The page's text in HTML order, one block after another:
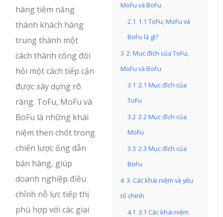
MoFu và BoFu
2.1 1.1 ToFu, MoFu và
BoFu là gì?
3 2. Mục đích của ToFu,
MoFu và BoFu
3.1 2.1 Mục đích của
ToFu
3.2 2.2 Mục đích của
MoFu
3.3 2.3 Mục đích của
BoFu
4 3. Các khái niệm và yếu
tố chính
4.1 3.1 Các khái niệm
hàng tiềm năng
thành khách hàng
trung thành một
cách thành công đòi
hỏi một cách tiếp cận
được xây dựng rõ
ràng. ToFu, MoFu và
BoFu là những khái
niệm then chốt trong
chiến lược ống dẫn
bán hàng, giúp
doanh nghiệp điều
chỉnh nỗ lực tiếp thị
phù hợp với các giai